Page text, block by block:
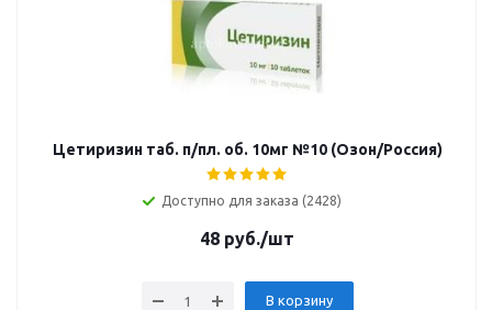
Цетиризин таб. п/пл. об. 10мг №10 (Озон/Россия)
Доступно для заказа (2428)
48 руб./шт
В корзину